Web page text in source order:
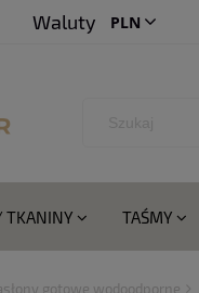
Waluty
TKANINY TAŚMY
gotowe wodoodporne